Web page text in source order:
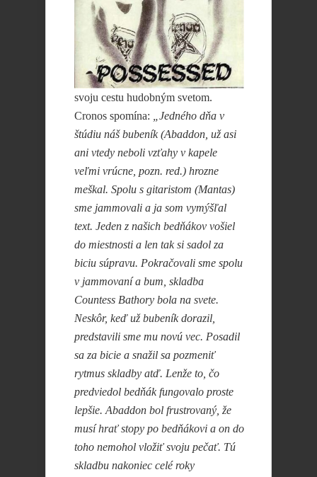
svoju cestu hudobným svetom.
Cronos spomína:
„Jedného dňa v
štúdiu náš bubeník (Abaddon, už asi
ani vtedy neboli vzťahy v kapele
veľmi vrúcne, pozn. red.) hrozne
meškal. Spolu s gitaristom (Mantas)
sme jammovali a ja som vymýšľal
text. Jeden z našich bedňákov vošiel
do miestnosti a len tak si sadol za
biciu súpravu. Pokračovali sme spolu
v jammovaní a bum, skladba
Countess Bathory bola na svete.
Neskôr, keď už bubeník dorazil,
predstavili sme mu novú vec. Posadil
sa za bicie a snažil sa pozmeniť
rytmus skladby atď. Lenže to, čo
predviedol bedňák fungovalo proste
lepšie. Abaddon bol frustrovaný, že
musí hrať stopy po bedňákovi a on do
toho nemohol vložiť svoju pečať. Tú
skladbu nakoniec celé roky